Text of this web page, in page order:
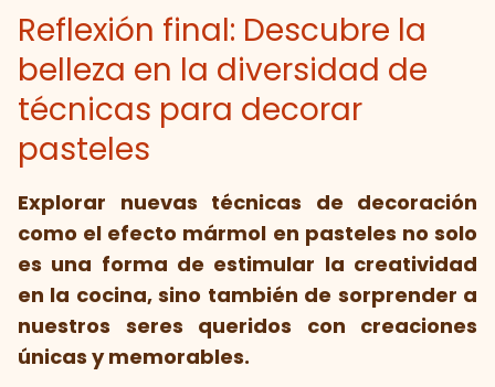
Reflexión final: Descubre la
belleza en la diversidad de
técnicas para decorar
pasteles
Explorar nuevas técnicas de decoración
como el efecto mármol en pasteles no solo
es una forma de estimular la creatividad
en la cocina, sino también de sorprender a
nuestros seres queridos con creaciones
únicas y memorables.